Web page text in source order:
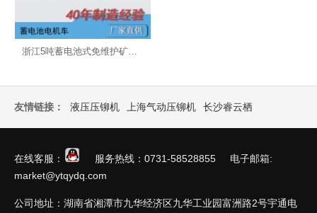
友情链接： 液压压铆机 上海气动压铆机 长沙睿云栖
在线客服：
服务热线：0731-58528855 电子邮箱:
market@ytqydq.com
公司地址：湖南省湘潭市九华经济区九华工业园富洲路2号宇通电